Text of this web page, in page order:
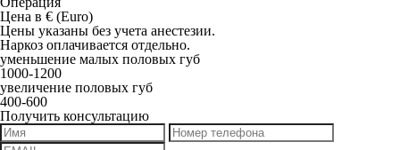
Цена в € (Euro)
Цены указаны без учета анестезии.
Наркоз оплачивается отдельно.
уменьшение малых половых губ
1000-1200
увеличение половых губ
400-600
Получить консультацию